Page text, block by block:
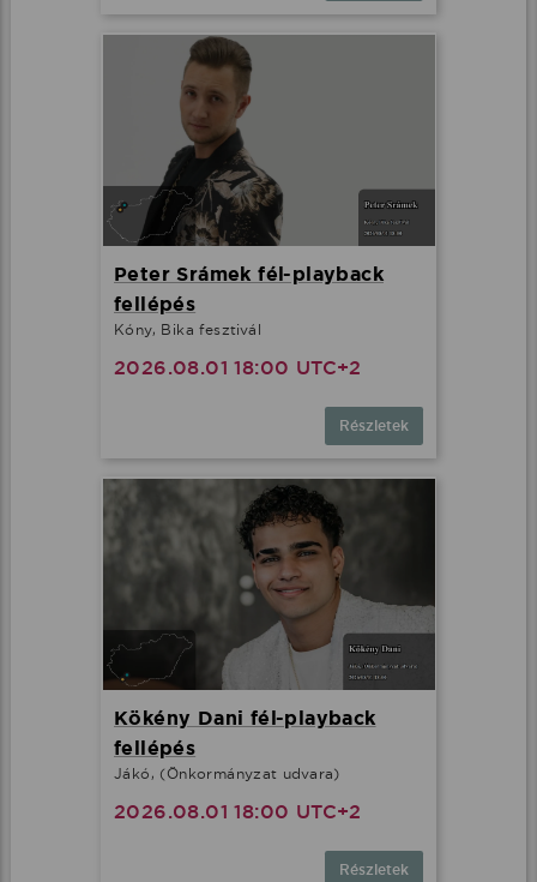
Peter Srámek fél-playback
fellépés
Kóny, Bika fesztivál
2026.08.01 18:00 UTC+2
Részletek
Kökény Dani fél-playback
fellépés
Jákó, (Önkormányzat udvara)
2026.08.01 18:00 UTC+2
Részletek